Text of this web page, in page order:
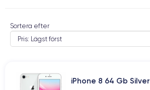
Sortera efter
iPhone 8 64 Gb Silver